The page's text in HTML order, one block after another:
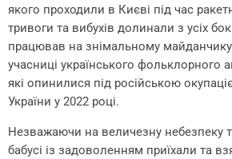
якого проходили в Києві під час
тривоги та вибухів долинали з усіх
працював на знімальному
учасниці українського фольклорного
які опинилися під російською
України у 2022 році.
Незважаючи на величезну небезпеку
бабусі із задоволенням приїхали та